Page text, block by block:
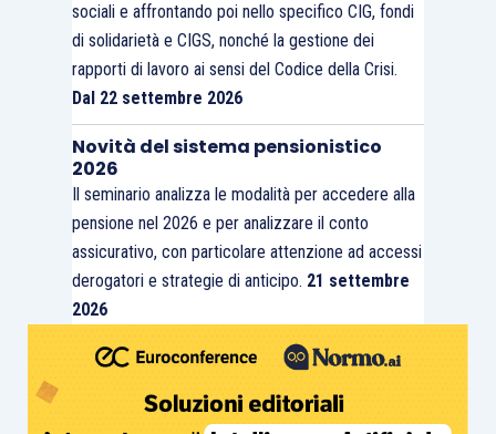
sociali e affrontando poi nello specifico CIG, fondi
di solidarietà e CIGS, nonché la gestione dei
rapporti di lavoro ai sensi del Codice della Crisi.
Dal 22 settembre 2026
Novità del sistema pensionistico
2026
Il seminario analizza le modalità per accedere alla
pensione nel 2026 e per analizzare il conto
assicurativo, con particolare attenzione ad accessi
derogatori e strategie di anticipo. 21 settembre
2026